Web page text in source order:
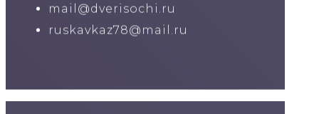
mail@dverisochi.ru
ruskavkaz78@mail.ru